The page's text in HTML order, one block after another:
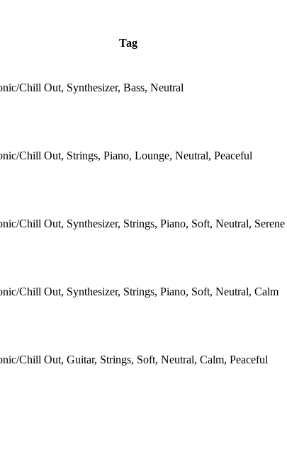
Tag
Chill Out, Synthesizer, Bass, Neutral
Chill Out, Strings, Piano, Lounge, Neutral, Peaceful
Chill Out, Synthesizer, Strings, Piano, Soft, Neutral, Serene
Chill Out, Synthesizer, Strings, Piano, Soft, Neutral, Calm
Chill Out, Guitar, Strings, Soft, Neutral, Calm, Peaceful